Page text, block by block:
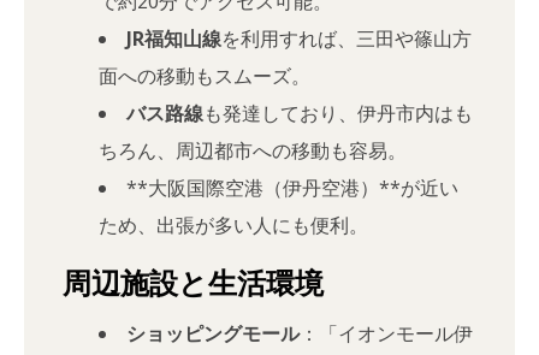
JR福知山線を利用すれば、三田や篠山方
面への移動もスムーズ。
バス路線も発達しており、伊丹市内はも
ちろん、周辺都市への移動も容易。
**大阪国際空港（伊丹空港）**が近い
ため、出張が多い人にも便利。
周辺施設と生活環境
ショッピングモール：「イオンモール伊